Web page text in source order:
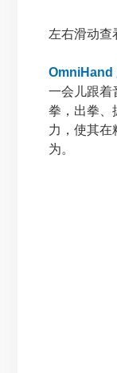
左右滑动查
OmniHand
一会儿跟着
拳，出拳、
力，使其在
为。